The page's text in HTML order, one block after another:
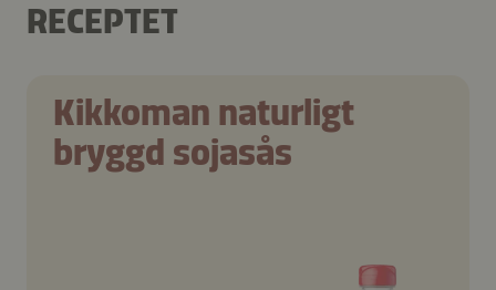
RECEPTET
Kikkoman naturligt
bryggd sojasås